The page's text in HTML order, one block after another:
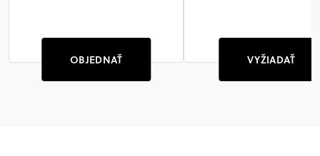
OBJEDNAŤ VYŽIADAŤ